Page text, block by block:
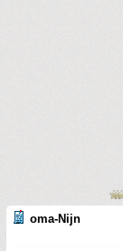
oma-Nijn